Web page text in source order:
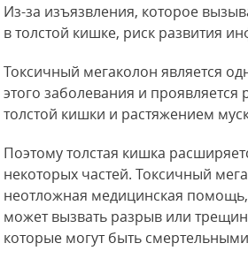
Из-за изъязвления, которое
в толстой кишке, риск развития
Токсичный мегаколон является
этого заболевания и
толстой кишки и растяжением
Поэтому толстая кишка
некоторых частей. Токсичный
неотложная медицинская
может вызвать разрыв или
которые могут быть